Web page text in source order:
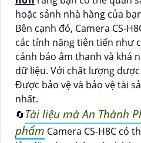
hoặc sảnh nhà hàng của
Bên cạnh đó, Camera CS-
các tính năng tiên tiến như
cảnh báo âm thanh và khả
dữ liệu. Với chất lượng
Được bảo vệ và bảo vệ tài
nhất.
🔄Tài liệu mà An Thành
phẩm Camera CS-H8C có